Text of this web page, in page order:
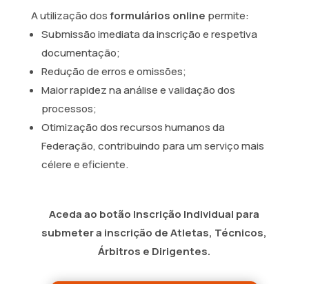
A utilização dosformulários online permite:
Submissão imediata da inscrição e respetiva
documentação;
Redução de erros e omissões;
Maior rapidez na análise e validação dos
processos;
Otimização dos recursos humanos da
Federação, contribuindo para um serviço mais
célere e eficiente.
Aceda ao botão Inscrição Individual para
submeter a inscrição de Atletas, Técnicos,
Árbitros e Dirigentes.